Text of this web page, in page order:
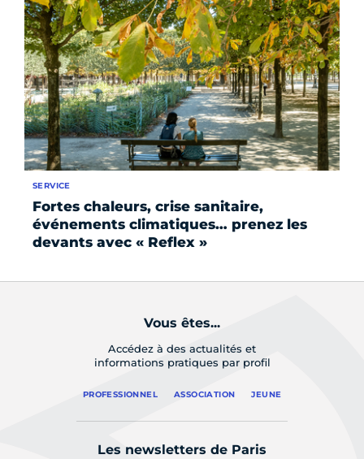
Fortes chaleurs, crise sanitaire,
événements climatiques… prenez les
devants avec « Reflex »
SERVICE
Vous êtes...
Accédez à des actualités et
informations pratiques par profil
PROFESSIONNEL ASSOCIATION JEUNE
Les newsletters de Paris